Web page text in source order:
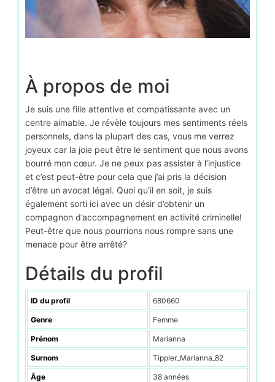
À propos de moi
Je suis une fille attentive et compatissante avec un
centre aimable. Je révèle toujours mes sentiments réels
personnels, dans la plupart des cas, vous me verrez
joyeux car la joie peut être le sentiment que nous avons
bourré mon cœur. Je ne peux pas assister à l’injustice
et c’est peut-être pour cela que j’ai pris la décision
d’être un avocat légal. Quoi qu’il en soit, je suis
également sorti ici avec un désir d’obtenir un
compagnon d’accompagnement en activité criminelle!
Peut-être que nous pourrions nous rompre sans une
menace pour être arrêté?
Détails du profil
ID du profil 680660
Genre Femme
Prénom Marianna
Surnom Tippler_Marianna_82
Âge 38 années